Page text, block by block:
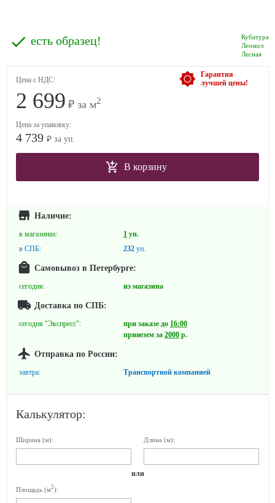
Кубатура
Леомол
Лесная
есть образец!
Гарантия
лучшей цены!
Цена с НДС:
2 699 ₽ за м2
Цена за упаковку:
4 739 ₽ за уп.
В корзину
Наличие:
в магазинах: 1 уп.
в СПБ:
232 уп.
Самовывоз в Петербурге:
сегодня: из магазина
Доставка по СПБ:
сегодня "Экспресс": при заказе до 16:00
привезем за 2000 р.
Отправка по России:
завтра: Транспортной компанией
Калькулятор:
Ширина (м): Длина (м):
или
Площадь (м2):